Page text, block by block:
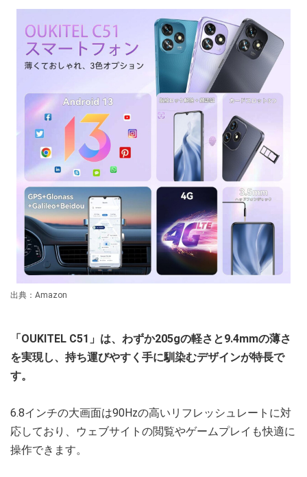
出典：Amazon
「OUKITEL C51」は、わずか205gの軽さと9.4mmの薄さ
を実現し、持ち運びやすく手に馴染むデザインが特長で
す。
6.8インチの大画面は90Hzの高いリフレッシュレートに対
応しており、ウェブサイトの閲覧やゲームプレイも快適に
操作できます。